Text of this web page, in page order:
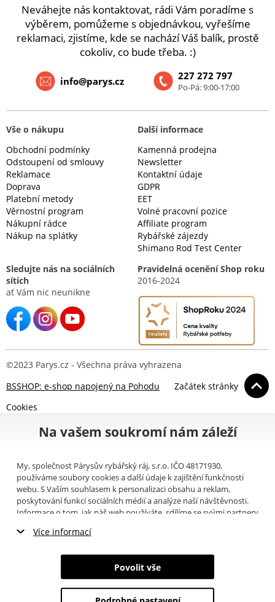
Neváhejte nás kontaktovat, rádi Vám poradíme s
výběrem, pomůžeme s objednávkou, vyřešíme
reklamaci, zjistíme, kde se nachází Váš balík, prostě
cokoliv, co bude třeba. :)
227 272 797
Po-Pá: 9:00-17:00
info@parys.cz
Vše o nákupu
Obchodní podmínky
Odstoupení od smlouvy
Reklamace
Doprava
Platební metody
Věrnostní program
Nákupní rádce
Nákup na splátky
Další informace
Kamenná prodejna
Newsletter
Kontaktní údaje
GDPR
EET
Volné pracovní pozice
Affiliate program
Rybářské zájezdy
Shimano Rod Test Center
Sledujte nás na sociálních
sítích
ať Vám nic neunikne
Pravidelná ocenění Shop roku
2016-2024
©2023 Parys.cz - Všechna práva vyhrazena
BSSHOP: e-shop napojený na Pohodu
Začátek stránky
Cookies
Na vašem soukromí nám záleží
My, společnost Párysův rybářský ráj, s.r.o. IČO 48171930,
používáme soubory cookies a další údaje k zajištění funkčnosti
webu. S Vaším souhlasem k personalizaci obsahu a reklam,
poskytování funkcí sociálních médií a analýze naší návštěvnosti.
Informace o tom, jak náš web používáte, sdílíme se svými partnery
můžete přečíst, jak tyto informace Google používá. Partneři tyto
poskytli nebo které získali v důsledku toho, že používáte jejich
služby. Tyto údaje zahrnují cookies, data z dalších úložišť, IP
adresu a další informace spojené s prohlížením webu. Svůj souhlas
Více informací
Nezbytné cookies
Marketingové cookies
Povolit vše